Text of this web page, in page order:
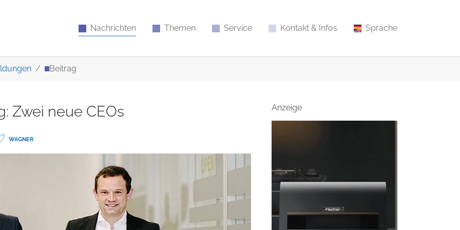
Nachrichten Themen Service Kontakt & Infos Sprache
Beitrag
Zwei neue CEOs
WAGNER
Anzeige